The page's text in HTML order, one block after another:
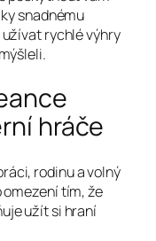
snadnému
rychlé výhry
hráče
rodinu a volný
tím, že
užít si hraní